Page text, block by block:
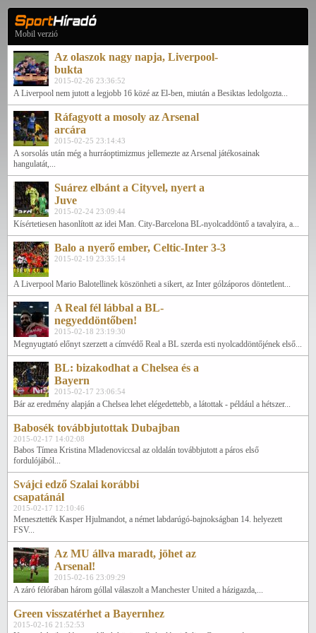
Mobil verzió
Az olaszok nagy napja, Liverpool-
bukta
2015-02-26 23:36:52
A Liverpool nem jutott a legjobb 16 közé az El-ben, miután a Besiktas ledolgozta...
Ráfagyott a mosoly az Arsenal
arcára
2015-02-25 23:14:43
A sorsolás után még a hurráoptimizmus jellemezte az Arsenal játékosainak
hangulatát,...
Suárez elbánt a Cityvel, nyert a
Juve
2015-02-24 23:09:44
Kísértetiesen hasonlított az idei Man. City-Barcelona BL-nyolcaddöntő a tavalyira, a...
Balo a nyerő ember, Celtic-Inter 3-3
2015-02-19 23:35:14
A Liverpool Mario Balotellinek köszönheti a sikert, az Inter gólzáporos döntetlent...
A Real fél lábbal a BL-
negyeddöntőben!
2015-02-18 23:19:30
Megnyugtató előnyt szerzett a címvédő Real a BL szerda esti nyolcaddöntőjének első...
BL: bizakodhat a Chelsea és a
Bayern
2015-02-17 23:06:54
Bár az eredmény alapján a Chelsea lehet elégedettebb, a látottak - például a hétszer...
Babosék továbbjutottak Dubajban
2015-02-17 14:02:08
Babos Tímea Kristina Mladenoviccsal az oldalán továbbjutott a páros első
fordulójából...
Svájci edző Szalai korábbi
csapatánál
2015-02-17 12:10:46
Menesztették Kasper Hjulmandot, a német labdarúgó-bajnokságban 14. helyezett
FSV...
Az MU állva maradt, jöhet az
Arsenal!
2015-02-16 23:09:29
A záró félórában három góllal válaszolt a Manchester United a házigazda,...
Green visszatérhet a Bayernhez
2015-02-16 21:52:53